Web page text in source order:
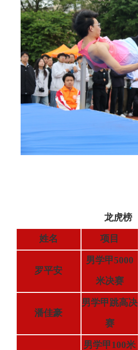
龙虎榜
姓名 项目
罗平安
男学甲5000
米决赛
潘佳豪
男学甲跳高决
赛
男学甲100米